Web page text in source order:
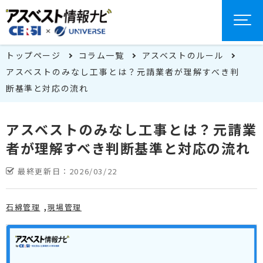
トップページ コラム一覧
アスベストのルール
アスベストのみなし工事とは？元請業者が理解すべき判
断基準と対応の流れ
アスベストのみなし工事とは？元請業
者が理解すべき判断基準と対応の流れ
最終更新日： 2026/03/22
石綿管理 現場管理